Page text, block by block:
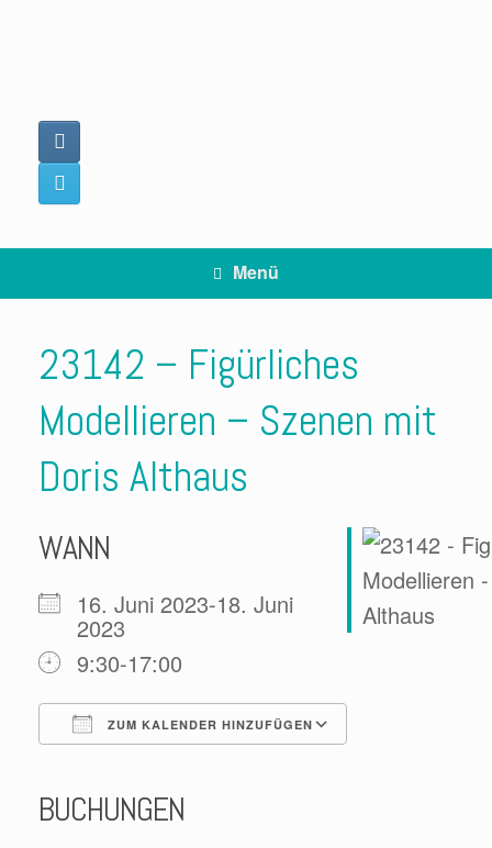
Menü
23142 – Figürliches
Modellieren – Szenen mit
Doris Althaus
WANN
16. Juni 2023-18. Juni
2023
9:30-17:00
ZUM KALENDER HINZUFÜGEN
BUCHUNGEN